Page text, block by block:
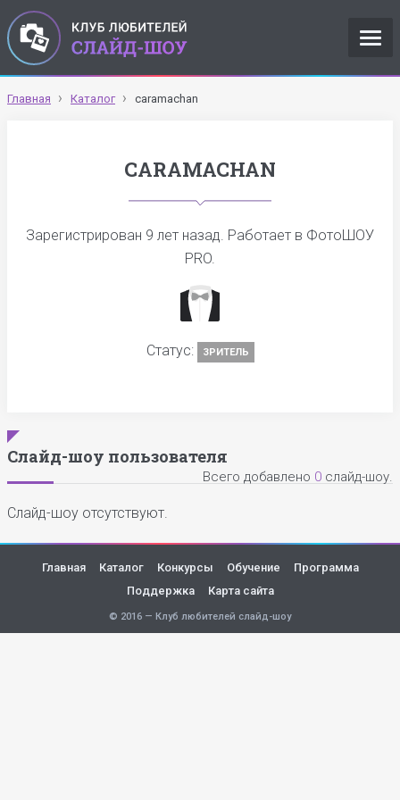
Главная Каталог caramachan
CARAMACHAN
Зарегистрирован 9 лет назад. Работает в ФотоШОУ
PRO.
Статус: ЗРИТЕЛЬ
Слайд-шоу пользователя
Всего добавлено 0 слайд-шоу.
Слайд-шоу отсутствуют.
Главная Каталог Конкурсы Обучение
Программа
Поддержка
Карта сайта
© 2016 — Клуб любителей слайд-шоу